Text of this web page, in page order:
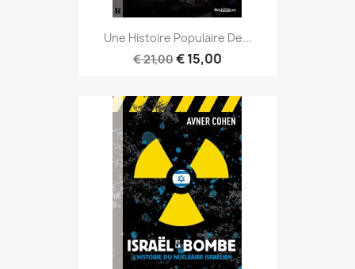
Une Histoire Populaire De...
€ 21,00€ 15,00